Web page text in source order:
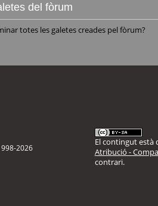
del fòrum
totes les galetes creades pel fòrum?
2026
El contingut està
Atribució -
contrari.